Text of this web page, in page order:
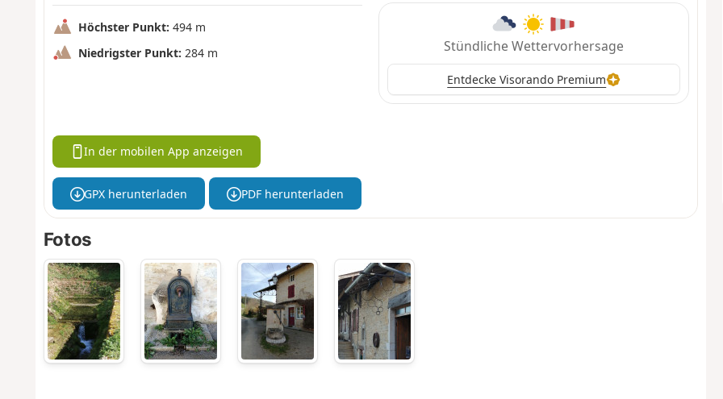
Höchster Punkt: 494 m
Niedrigster Punkt: 284 m Stündliche Wettervorhersage
Entdecke Visorando Premium
In der mobilen App anzeigen
GPX herunterladen PDF herunterladen
Fotos